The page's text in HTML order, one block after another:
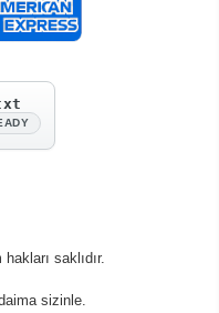
saklıdır.
sizinle.